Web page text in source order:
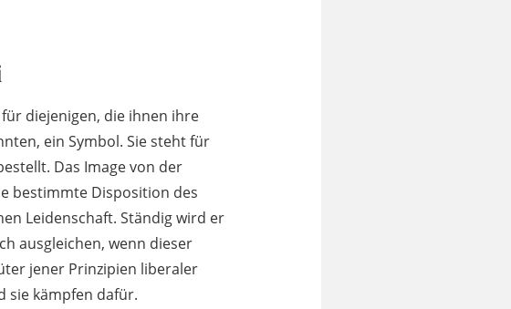
diejenigen, die ihnen ihre
ein Symbol. Sie steht für
Das Image von der
bestimmte Disposition des
Leidenschaft. Ständig wird er
ausgleichen, wenn dieser
jener Prinzipien liberaler
sie kämpfen dafür.